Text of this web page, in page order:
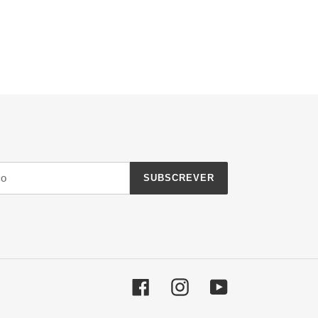
SUBSCREVER
FacebookInstagramYouTube